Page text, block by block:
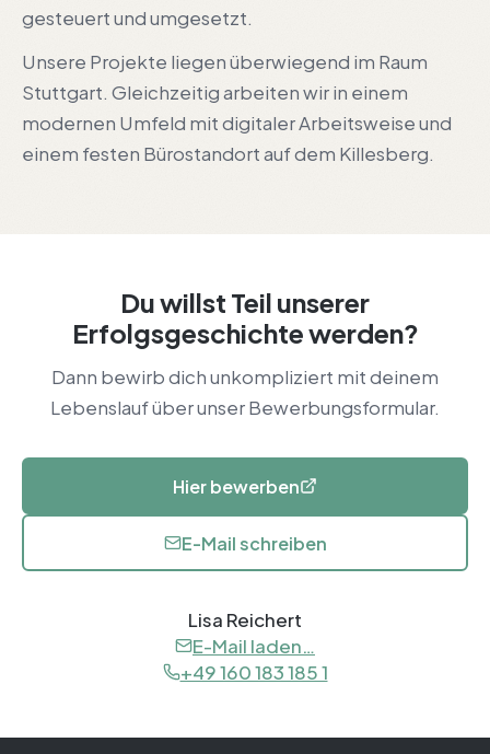
gesteuert und umgesetzt.
Unsere Projekte liegen überwiegend im Raum
Stuttgart. Gleichzeitig arbeiten wir in einem
modernen Umfeld mit digitaler Arbeitsweise und
einem festen Bürostandort auf dem Killesberg.
Du willst Teil unserer
Erfolgsgeschichte werden?
Dann bewirb dich unkompliziert mit deinem
Lebenslauf über unser Bewerbungsformular.
Hier bewerben
E-Mail schreiben
Lisa Reichert
E-Mail laden…
+49 160 183 185 1